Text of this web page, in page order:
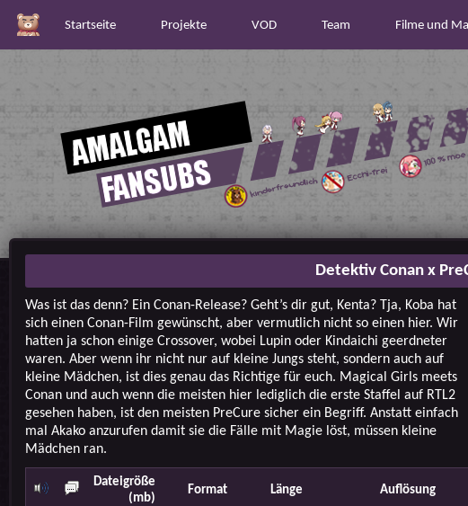
Startseite Projekte VOD Team Filme und
Detektiv Conan x
Was ist das denn? Ein Conan-Release? Geht’s dir gut, Kenta? Tja, Koba hat
sich einen Conan-Film gewünscht, aber vermutlich nicht so einen hier. Wir
hatten ja schon einige Crossover, wobei Lupin oder Kindaichi geerdneter
waren. Aber wenn ihr nicht nur auf kleine Jungs steht, sondern auch auf
kleine Mädchen, ist dies genau das Richtige für euch. Magical Girls meets
Conan und auch wenn die meisten hier lediglich die erste Staffel auf RTL2
gesehen haben, ist den meisten PreCure sicher ein Begriff. Anstatt einfach
mal Akako anzurufen damit sie die Fälle mit Magie löst, müssen kleine
Mädchen ran.
Dateigröße
(mb)
Format Länge Auflösung